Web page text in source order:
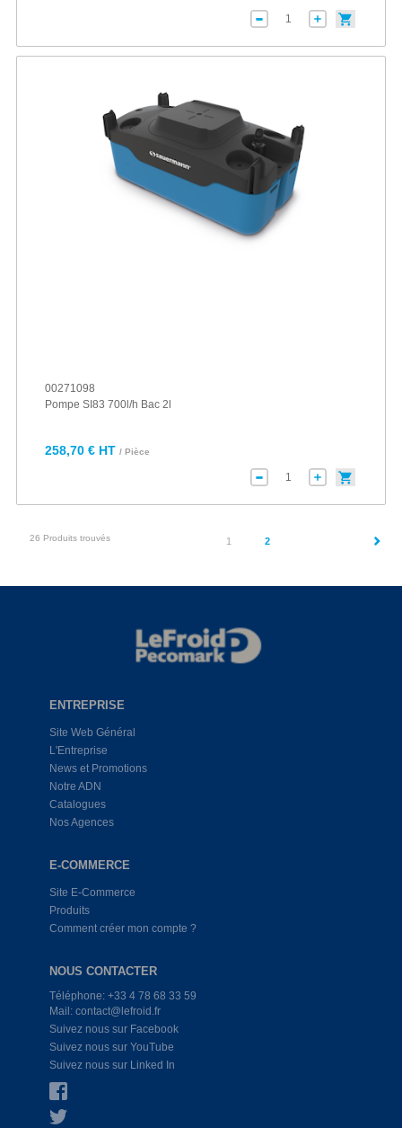
00271098
Pompe SI83 700l/h Bac 2l
258,70 € HT / Pièce
26 Produits trouvés 1 (current)
2
ENTREPRISE
Site Web Général
L'Entreprise
News et Promotions
Notre ADN
Catalogues
Nos Agences
E-COMMERCE
Site E-Commerce
Produits
Comment créer mon compte ?
NOUS CONTACTER
Téléphone: +33 4 78 68 33 59
Mail: contact@lefroid.fr
Suivez nous sur Facebook
Suivez nous sur YouTube
Suivez nous sur Linked In